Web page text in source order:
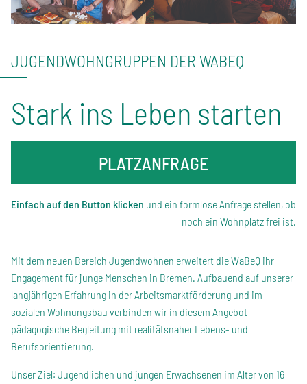
JUGENDWOHNGRUPPEN DER WABEQ
Stark ins Leben starten
PLATZANFRAGE
Einfach auf den Button klicken und ein formlose Anfrage stellen, ob
noch ein Wohnplatz frei ist.
Mit dem neuen Bereich Jugendwohnen erweitert die WaBeQ ihr
Engagement für junge Menschen in Bremen. Aufbauend auf unserer
langjährigen Erfahrung in der Arbeitsmarktförderung und im
sozialen Wohnungsbau verbinden wir in diesem Angebot
pädagogische Begleitung mit realitätsnaher Lebens- und
Berufsorientierung.
Unser Ziel: Jugendlichen und jungen Erwachsenen im Alter von 16